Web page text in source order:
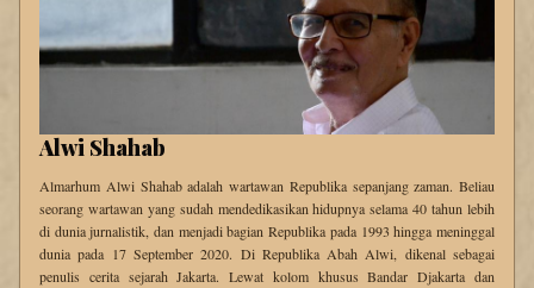
Alwi Shahab
Almarhum Alwi Shahab adalah wartawan Republika sepanjang zaman. Beliau
seorang wartawan yang sudah mendedikasikan hidupnya selama 40 tahun lebih
di dunia jurnalistik, dan menjadi bagian Republika pada 1993 hingga meninggal
dunia pada 17 September 2020. Di Republika Abah Alwi, dikenal sebagai
penulis cerita sejarah Jakarta. Lewat kolom khusus Bandar Djakarta dan